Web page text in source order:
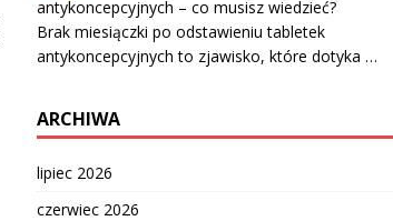
antykoncepcyjnych – co musisz wiedzieć?
Brak miesiączki po odstawieniu tabletek
antykoncepcyjnych to zjawisko, które dotyka …
ARCHIWA
lipiec 2026
czerwiec 2026